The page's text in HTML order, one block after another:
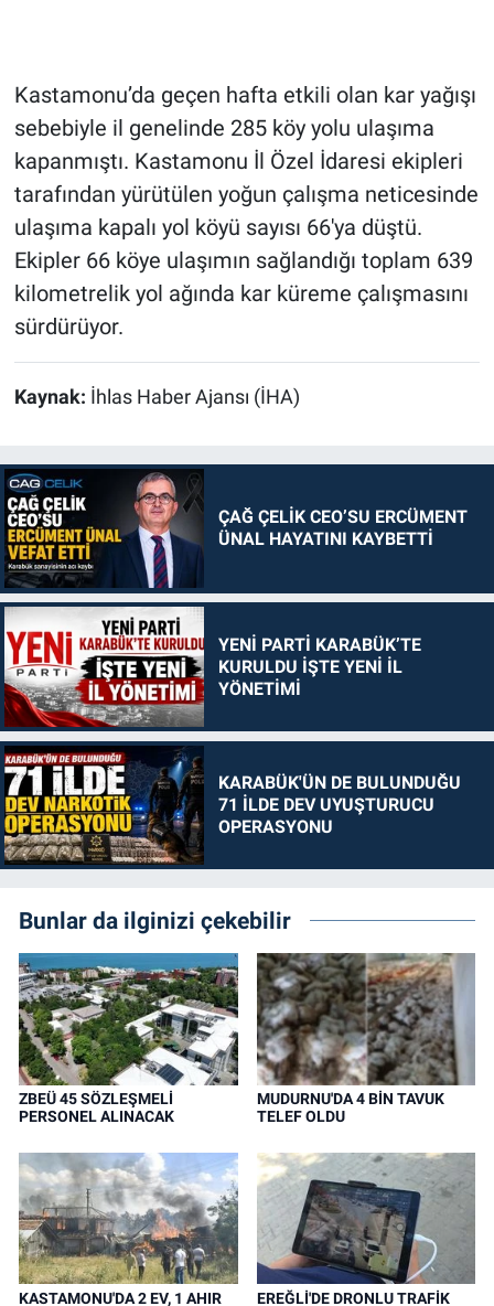
Kastamonu’da geçen hafta etkili olan kar yağışı
sebebiyle il genelinde 285 köy yolu ulaşıma
kapanmıştı. Kastamonu İl Özel İdaresi ekipleri
tarafından yürütülen yoğun çalışma neticesinde
ulaşıma kapalı yol köyü sayısı 66'ya düştü.
Ekipler 66 köye ulaşımın sağlandığı toplam 639
kilometrelik yol ağında kar küreme çalışmasını
sürdürüyor.
Kaynak: İhlas Haber Ajansı (İHA)
ÇAĞ ÇELİK CEO’SU ERCÜMENT
ÜNAL HAYATINI KAYBETTİ
YENİ PARTİ KARABÜK’TE
KURULDU İŞTE YENİ İL
YÖNETİMİ
KARABÜK'ÜN DE BULUNDUĞU
71 İLDE DEV UYUŞTURUCU
OPERASYONU
Bunlar da ilginizi çekebilir
ZBEÜ 45 SÖZLEŞMELİ
PERSONEL ALINACAK
MUDURNU'DA 4 BİN TAVUK
TELEF OLDU
KASTAMONU'DA 2 EV, 1 AHIR EREĞLİ'DE DRONLU TRAFİK